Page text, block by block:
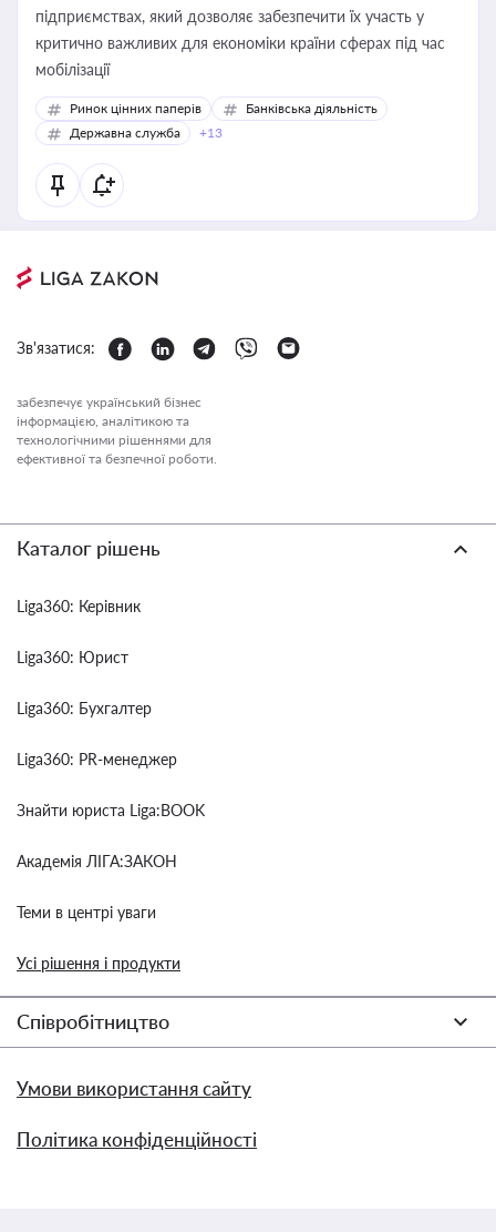
підприємствах, який дозволяє забезпечити їх участь у
критично важливих для економіки країни сферах під час
мобілізації
Ринок цінних паперів
Банківська діяльність
Державна служба
+13
Зв'язатися:
забезпечує український бізнес
інформацією, аналітикою та
технологічними рішеннями для
ефективної та безпечної роботи.
Каталог рішень
Liga360: Керівник
Liga360: Юрист
Liga360: Бухгалтер
Liga360: PR-менеджер
Знайти юриста Liga:BOOK
Академія ЛІГА:ЗАКОН
Теми в центрі уваги
Усі рішення і продукти
Співробітництво
Умови використання сайту
Політика конфіденційності